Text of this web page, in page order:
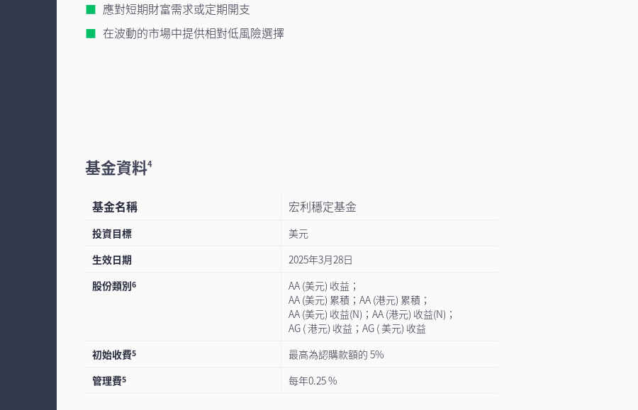
應對短期財富需求或定期開支
在波動的市場中提供相對低風險選擇
基金資料4
基金名稱 宏利穩定基金
投資目標
美元
生效日期
2025年3月28日
股份類別6
AA (美元) 收益；
AA (美元) 累積；AA (港元) 累積；
AA (美元) 收益(N)；AA (港元) 收益(N)；
AG ( 港元) 收益；AG ( 美元) 收益
初始收費5
最高為認購款額的 5%
管理費5 每年0.25 %